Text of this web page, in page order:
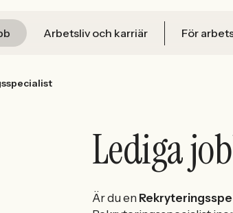
Arbetsliv och karriär För
Lediga
Är du en